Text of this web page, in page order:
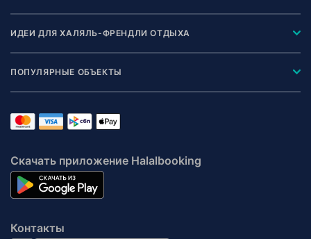
ИДЕИ ДЛЯ ХАЛЯЛЬ-ФРЕНДЛИ ОТДЫХА
ПОПУЛЯРНЫЕ ОБЪЕКТЫ
Скачать приложение Halalbooking
Контакты